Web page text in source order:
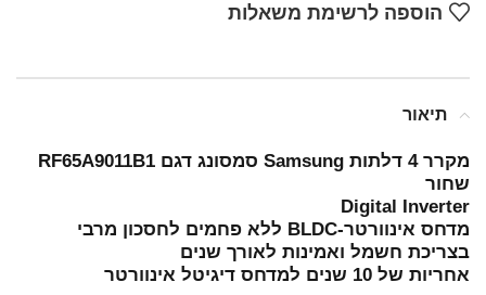
הוספה לרשימת משאלות
תיאור
מקרר 4 דלתות Samsung סמסונג דגם RF65A9011B1
שחור
Digital Inverter
מדחס אינוורטר-BLDC ללא פחמים לחסכון מרבי
בצריכת חשמל ואמינות לאורך שנים
אחריות של 10 שנים למדחס דיגיטל אינוורטר